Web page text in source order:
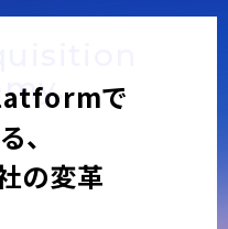
で
、
の変革